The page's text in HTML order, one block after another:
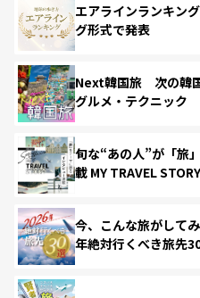
エアラインランキン
グ形式で発表
Next韓国旅 次の韓
グルメ・テクニック
旬な“あの人”が「旅
載 MY TRAVEL STORY
今、こんな旅がして
年絶対行くべき旅先